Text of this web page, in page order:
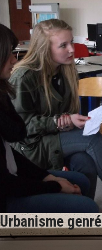
Urbanisme genré